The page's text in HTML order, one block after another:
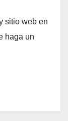
sitio web en
haga un